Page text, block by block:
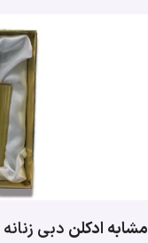
مشابه ادکلن دبی زنانه